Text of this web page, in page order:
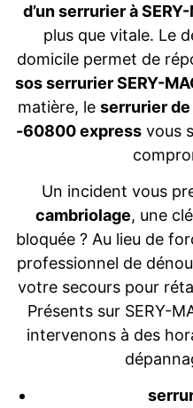
d’un serrurier à
plus que vitale. Le
domicile permet de
sos serrurier SERY-
matière, le serrurier
-60800 express vous
Un incident vous
cambriolage, une
bloquée ? Au lieu de
professionnel de
votre secours pour
Présents sur SERY-
intervenons à des